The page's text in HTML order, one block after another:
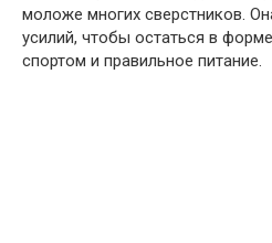
моложе многих сверстников.
усилий, чтобы остаться в
спортом и правильное питание.